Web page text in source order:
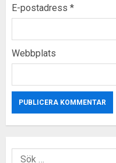
E-postadress *
Webbplats
Sök